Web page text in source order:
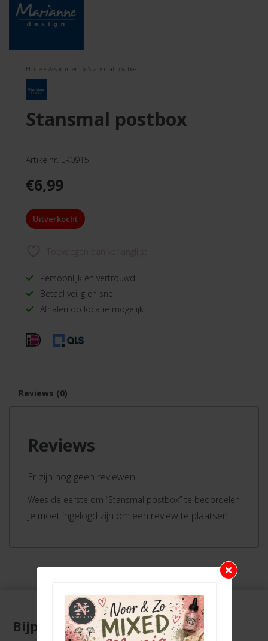
Home » Assortiment » Stansmal postbox
stansmal postbox
Artikelnr. LR0915
€6,99
Uitverkocht
Persoonlijk en vertrouwd
Betaal veilig en snel
Afhalen op locatie mogelijk
Reviews (0)
Reviews
Er zijn nog geen reviewen.
Wees de eerste om “Stansmal postbox” te beoordelen
Je moet ingelogd zijn om een review te plaatsen.
Bijpassende producten